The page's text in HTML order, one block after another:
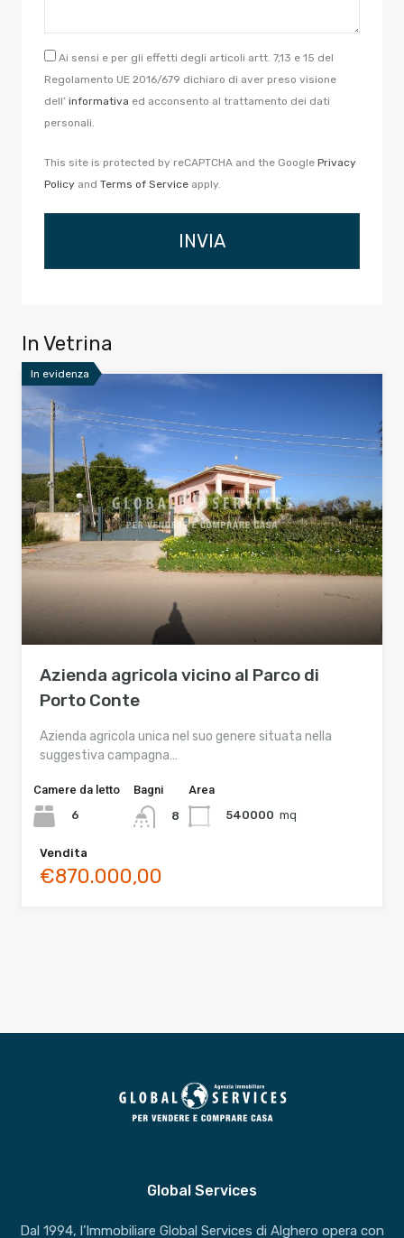
Ai sensi e per gli effetti degli articoli artt. 7,13 e 15 del
Regolamento UE 2016/679 dichiaro di aver preso visione
dell’ informativa ed acconsento al trattamento dei dati
personali.
This site is protected by reCAPTCHA and the Google Privacy
Policy and Terms of Service apply.
In Vetrina
In evidenza
Azienda agricola vicino al Parco di
Porto Conte
Azienda agricola unica nel suo genere situata nella
suggestiva campagna…
Camere da letto
6
Bagni
8
Area
540000 mq
Vendita
€870.000,00
Global Services
Dal 1994, l’Immobiliare Global Services di Alghero opera con